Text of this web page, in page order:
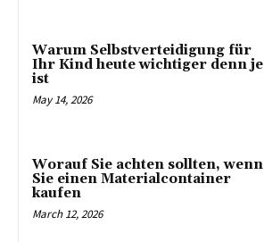
Warum Selbstverteidigung für
Ihr Kind heute wichtiger denn je
ist
May 14, 2026
Worauf Sie achten sollten, wenn
Sie einen Materialcontainer
kaufen
March 12, 2026